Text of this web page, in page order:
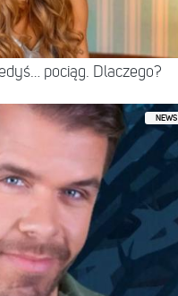
pociąg. Dlaczego?
NEWS